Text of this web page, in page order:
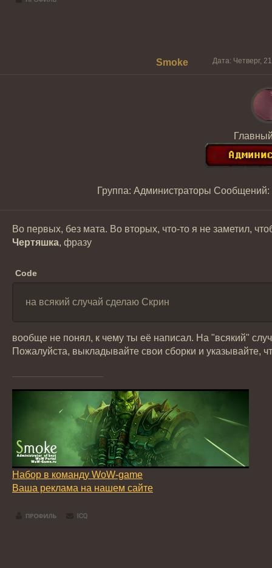
Smoke Дата: Четверг,
Группа: Администраторы Сообщений:
Во первых, без мата. Во вторых, что-то я не заметил,
Чертяшка, фразу
Code
на всякий случай сделаю Скрин
вообще не понял, к чему ты её написал. На "всякий"
Пожалуйста, выкладывайте свои сборки и указывайте,
Набор в команду WoW-game
Ваша реклама на нашем сайте